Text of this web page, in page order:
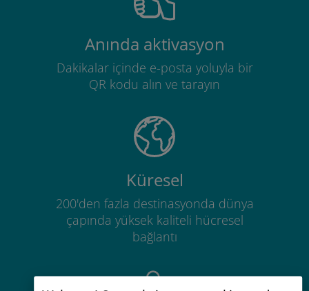
Anında aktivasyon
Dakikalar içinde e-posta yoluyla bir
QR kodu alın ve tarayın
Küresel
200'den fazla destinasyonda dünya
çapında yüksek kaliteli hücresel
bağlantı